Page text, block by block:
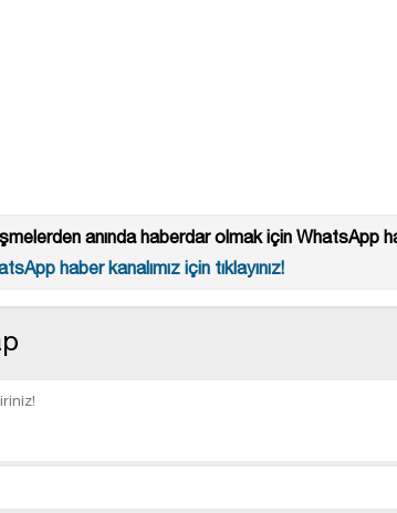
anında haberdar olmak için WhatsApp
haber kanalımız için tıklayınız!